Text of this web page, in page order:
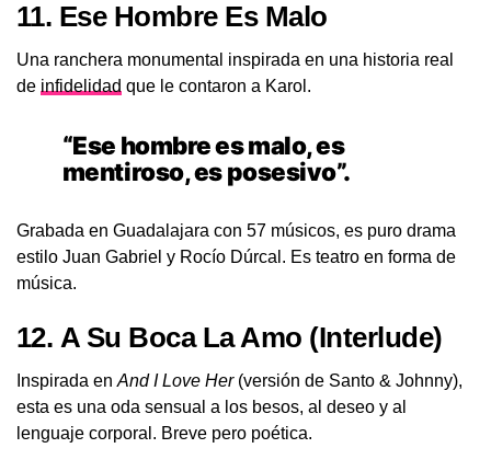
11. Ese Hombre Es Malo
Una ranchera monumental inspirada en una historia real
de infidelidad que le contaron a Karol.
“Ese hombre es malo, es
mentiroso, es posesivo”.
Grabada en Guadalajara con 57 músicos, es puro drama
estilo Juan Gabriel y Rocío Dúrcal. Es teatro en forma de
música.
12. A Su Boca La Amo (Interlude)
Inspirada en And I Love Her(versión de Santo & Johnny),
esta es una oda sensual a los besos, al deseo y al
lenguaje corporal. Breve pero poética.